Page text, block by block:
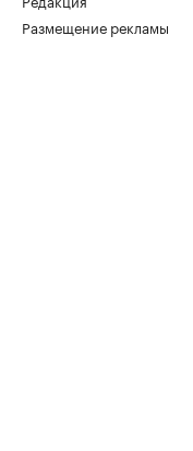
Размещение рекламы